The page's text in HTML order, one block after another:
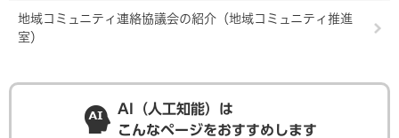
地域コミュニティ連絡協議会の紹介（地域コミュニティ推進
室）
AI（人工知能）は
こんなページをおすすめします